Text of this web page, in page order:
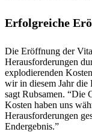
Erfolgreiche
Die Eröffnung der
Herausforderungen
explodierenden
wir in diesem Jahr die
sagt Rubsamen. “Die
Kosten haben uns
Herausforderungen
Endergebnis.”